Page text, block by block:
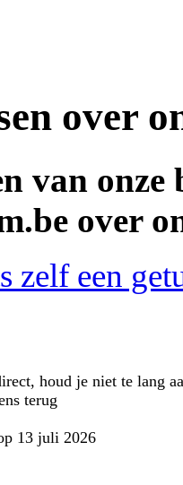
over
van onze
over
zelf een
houd je niet te lang
terug
13 juli 2026